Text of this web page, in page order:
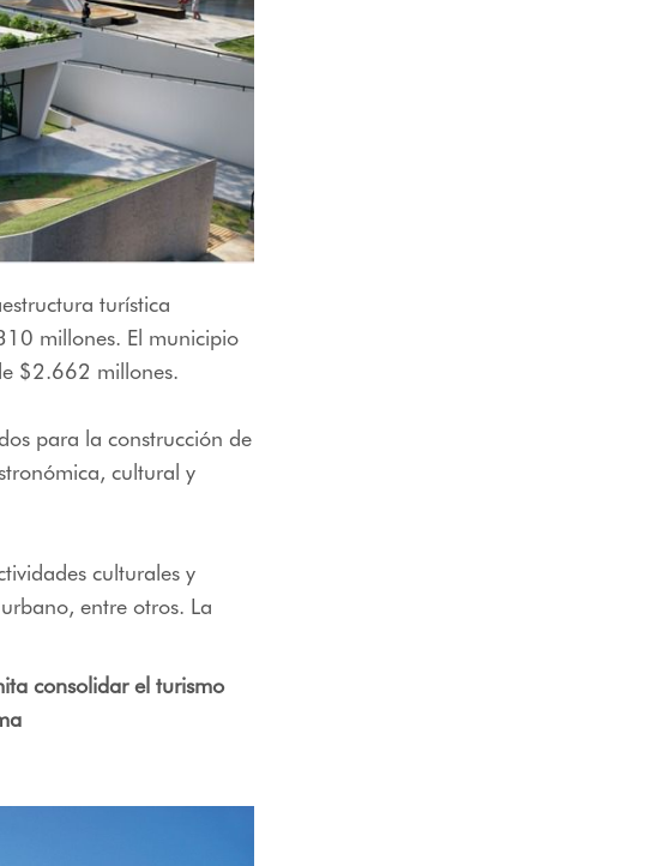
turística
millones. El municipio
$2.662 millones.
para la construcción de
cultural y
culturales y
entre otros. La
consolidar el turismo